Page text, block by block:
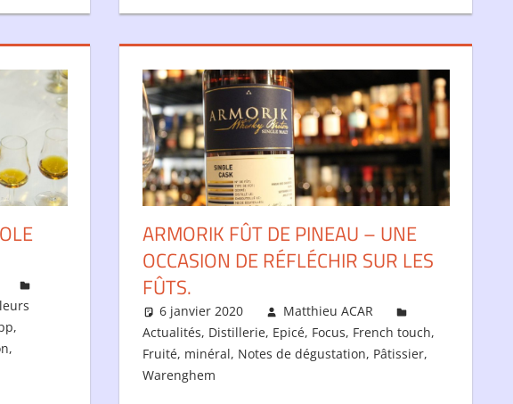
,
,
ARMORIK FÛT DE PINEAU – UNE
OCCASION DE RÉFLÉCHIR SUR LES
FÛTS.
6 janvier 2020
Matthieu ACAR
Actualités, Distillerie, Epicé, Focus, French touch,
Fruité, minéral, Notes de dégustation, Pâtissier,
Warenghem